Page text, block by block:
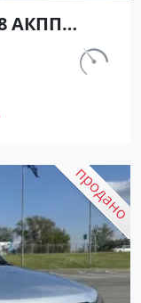
АКПП
по цене
№27440
км.